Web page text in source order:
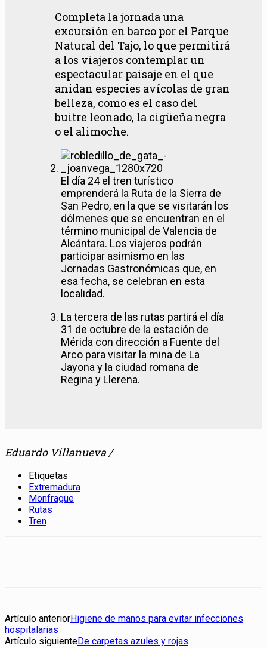
Completa la jornada una
excursión en barco por el Parque
Natural del Tajo, lo que permitirá
a los viajeros contemplar un
espectacular paisaje en el que
anidan especies avícolas de gran
belleza, como es el caso del
buitre leonado, la cigüeña negra
o el alimoche.
El día 24 el tren turístico
emprenderá la Ruta de la Sierra de
San Pedro, en la que se visitarán los
dólmenes que se encuentran en el
término municipal de Valencia de
Alcántara. Los viajeros podrán
participar asimismo en las
Jornadas Gastronómicas que, en
esa fecha, se celebran en esta
localidad.
La tercera de las rutas partirá el día
31 de octubre de la estación de
Mérida con dirección a Fuente del
Arco para visitar la mina de La
Jayona y la ciudad romana de
Regina y Llerena.
Eduardo Villanueva /
Etiquetas
Extremadura
Monfragüe
Rutas
Tren
Artículo anteriorHigiene de manos para evitar infecciones
hospitalarias
Artículo siguienteDe carpetas azules y rojas